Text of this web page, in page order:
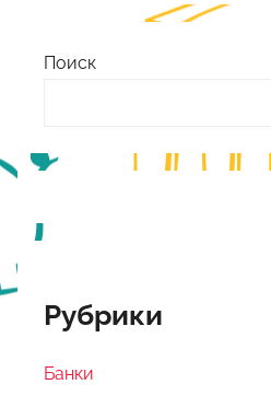
Поиск
Рубрики
Банки